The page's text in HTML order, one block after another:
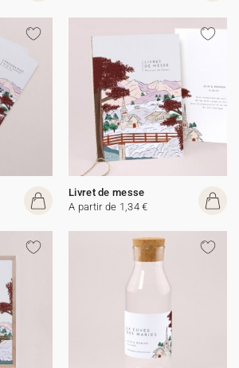
Livret de messe
A partir de 1,34 €